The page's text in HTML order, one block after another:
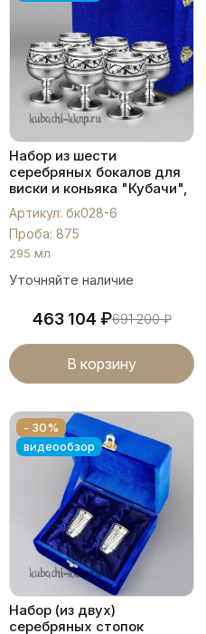
Набор из шести
серебряных бокалов для
виски и коньяка "Кубачи",
бк028-6
Артикул: бк028-6
Проба: 875
295 мл
Уточняйте наличие
463 104 ₽691 200₽
В корзину
- 30%
видеообзор
Набор (из двух)
серебряных стопок